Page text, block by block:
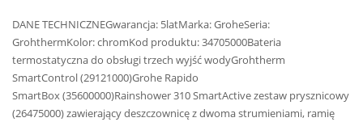
DANE TECHNICZNEGwarancja: 5latMarka: GroheSeria:
GrohthermKolor: chromKod produktu: 34705000Bateria
termostatyczna do obsługi trzech wyjść wodyGrohtherm
SmartControl (29121000)Grohe Rapido
SmartBox (35600000)Rainshower 310 SmartActive zestaw prysznicowy
(26475000) zawierający deszczownicę z dwoma strumieniami, ramię